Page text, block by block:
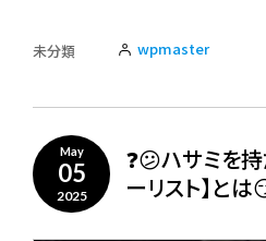
未分類 wpmaster
May
05
2025
❓😕ハサミを
ーリスト】とは